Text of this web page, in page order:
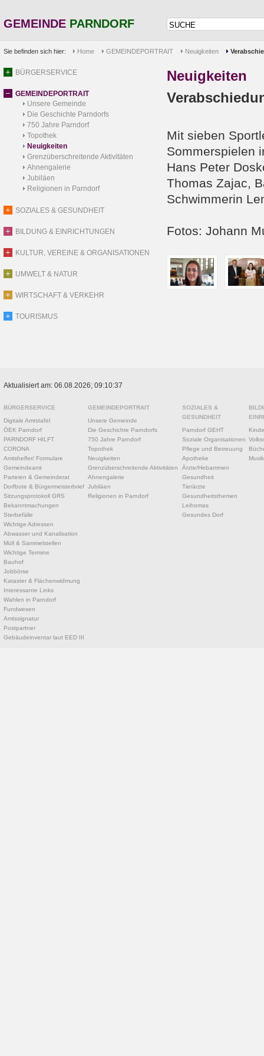
GEMEINDE PARNDORF
Sie befinden sich hier: Home GEMEINDEPORTRAIT Neuigkeiten
BÜRGERSERVICE
GEMEINDEPORTRAIT
Unsere Gemeinde
Die Geschichte Parndorfs
750 Jahre Parndorf
Topothek
Neuigkeiten
Grenzüberschreitende Aktivitäten
Ahnengalerie
Jubiläen
Religionen in Parndorf
SOZIALES & GESUNDHEIT
BILDUNG & EINRICHTUNGEN
KULTUR, VEREINE & ORGANISATIONEN
UMWELT & NATUR
WIRTSCHAFT & VERKEHR
TOURISMUS
Neuigkeiten
Mit sieben
Sommerspielen
Hans Peter
Thomas Zajac,
Schwimmerin
Fotos: Johann
Aktualisiert am: 06.08.2026; 09:10:37
BÜRGERSERVICE
Digitale Amtstafel
ÖEK Parndorf
PARNDORF HILFT
CORONA
Amtshelfer/ Formulare
Gemeindeamt
Parteien & Gemeinderat
Dorfbote & Bürgermeisterbrief
Sitzungsprotokoll GRS
Bekanntmachungen
Sterbefälle
Wichtige Adressen
Abwasser und Kanalisation
Müll & Sammelstellen
Wichtige Termine
Bauhof
Jobbörse
Kataster & Flächenwidmung
Interessante Links
Wahlen in Parndorf
Fundwesen
Amtssignatur
Postpartner
Gebäudeinventar laut EED III
GEMEINDEPORTRAIT
Unsere Gemeinde
Die Geschichte Parndorfs
750 Jahre Parndorf
Topothek
Neuigkeiten
Grenzüberschreitende Aktivitäten
Ahnengalerie
Jubiläen
Religionen in Parndorf
SOZIALES &
GESUNDHEIT
Parndorf GEHT
Soziale Organisationen
Pflege und Betreuung
Apotheke
Ärzte/Hebammen
Gesundheit
Tierärzte
Gesundheitsthemen
Leihomas
Gesundes Dorf